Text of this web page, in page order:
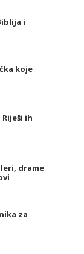
i
koje
ih
drame
za